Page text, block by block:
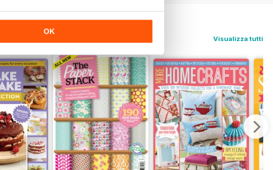
OK
Visualizza tutti